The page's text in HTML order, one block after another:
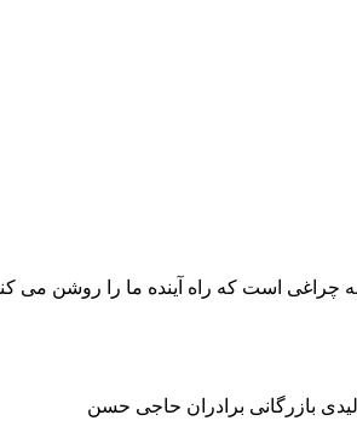
تجربه چراغی است که راه آینده ما را روشن